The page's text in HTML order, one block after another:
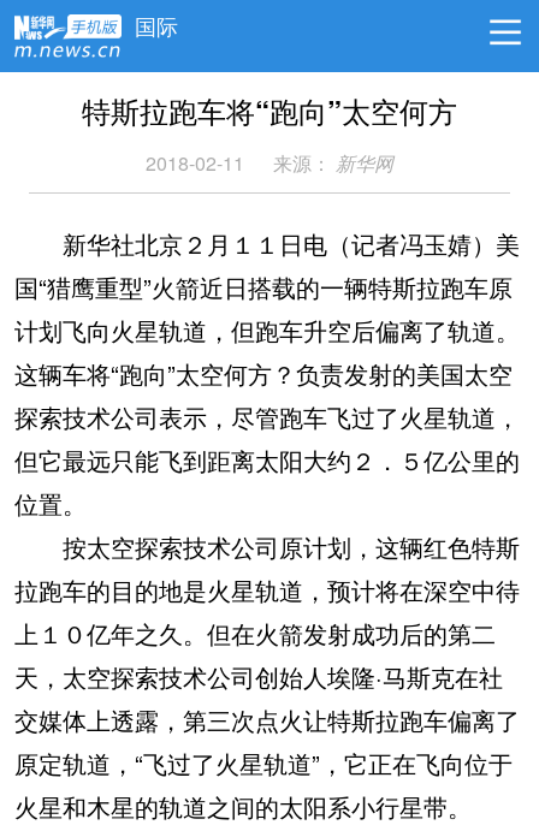
国际
特斯拉跑车将“跑向”太空何方
2018-02-11 来源： 新华网
新华社北京２月１１日电（记者冯玉婧）美
国“猎鹰重型”火箭近日搭载的一辆特斯拉跑车原
计划飞向火星轨道，但跑车升空后偏离了轨道。
这辆车将“跑向”太空何方？负责发射的美国太空
探索技术公司表示，尽管跑车飞过了火星轨道，
但它最远只能飞到距离太阳大约２．５亿公里的
位置。
按太空探索技术公司原计划，这辆红色特斯
拉跑车的目的地是火星轨道，预计将在深空中待
上１０亿年之久。但在火箭发射成功后的第二
天，太空探索技术公司创始人埃隆·马斯克在社
交媒体上透露，第三次点火让特斯拉跑车偏离了
原定轨道，“飞过了火星轨道”，它正在飞向位于
火星和木星的轨道之间的太阳系小行星带。